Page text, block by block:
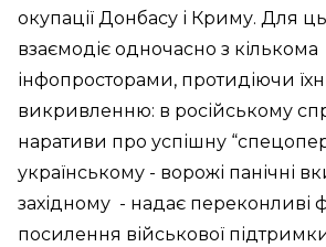
окупації Донбасу і Криму. Для
взаємодіє одночасно з кількома
інфопросторами, протидіючи
викривленню: в російському
наративи про успішну
українському - ворожі панічні
західному - надає переконливі
посилення військової